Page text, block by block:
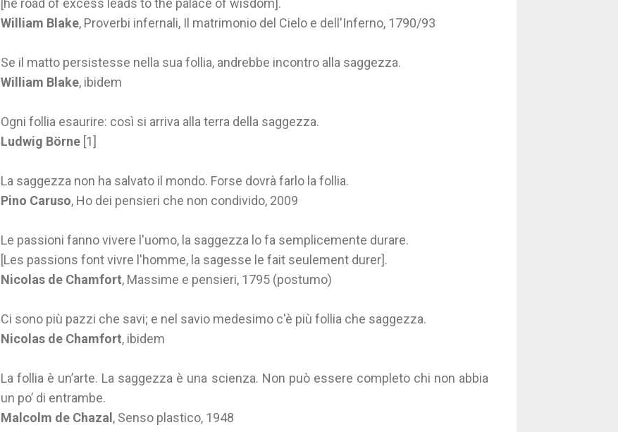
[he road of excess leads to the palace of wisdom].
William Blake, Proverbi infernali, Il matrimonio del Cielo e dell'Inferno, 1790/93
Se il matto persistesse nella sua follia, andrebbe incontro alla saggezza.
William Blake, ibidem
Ogni follia esaurire: così si arriva alla terra della saggezza.
Ludwig Börne [1]
La saggezza non ha salvato il mondo. Forse dovrà farlo la follia.
Pino Caruso, Ho dei pensieri che non condivido, 2009
Le passioni fanno vivere l'uomo, la saggezza lo fa semplicemente durare.
[Les passions font vivre l'homme, la sagesse le fait seulement durer].
Nicolas de Chamfort, Massime e pensieri, 1795 (postumo)
Ci sono più pazzi che savi; e nel savio medesimo c'è più follia che saggezza.
Nicolas de Chamfort, ibidem
La follia è un’arte. La saggezza è una scienza. Non può essere completo chi non abbia
un po’ di entrambe.
Malcolm de Chazal , Senso plastico, 1948